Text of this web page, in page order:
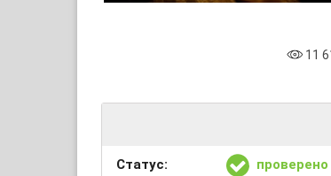
11
Статус: проверено